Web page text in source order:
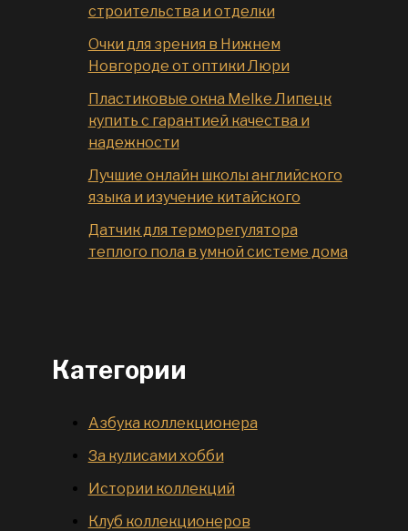
строительства и отделки
Очки для зрения в Нижнем
Новгороде от оптики Люри
Пластиковые окна Melke Липецк
купить с гарантией качества и
надежности
Лучшие онлайн школы английского
языка и изучение китайского
Датчик для терморегулятора
теплого пола в умной системе дома
Категории
Азбука коллекционера
За кулисами хобби
Истории коллекций
Клуб коллекционеров